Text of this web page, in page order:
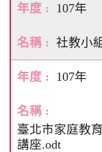
107年
社教小
107年
臺北市家庭教
講座.odt